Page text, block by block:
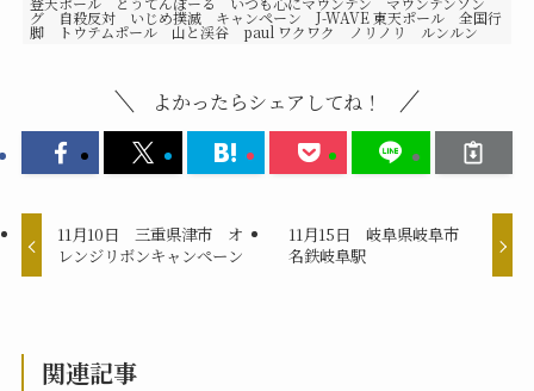
グ 自殺反対 いじめ撲滅 キャンペーン J-WAVE 東天ポール 全国行
脚 トウテムポール 山と渓谷 paul ワクワク ノリノリ ルンルン
よかったらシェアしてね！
11月10日 三重県津市 オ
レンジリボンキャンペーン
11月15日 岐阜県岐阜市
名鉄岐阜駅
関連記事